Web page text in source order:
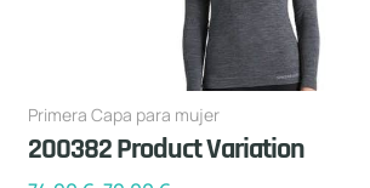
Primera Capa para mujer
200382 Product Variation